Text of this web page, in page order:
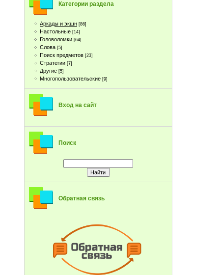
Категории раздела
Аркады и экшн [86]
Настольные [14]
Головоломки [64]
Слова [5]
Поиск предметов [23]
Стратегии [7]
Другие [5]
Многопользовательские [9]
Вход на сайт
Поиск
Обратная связь